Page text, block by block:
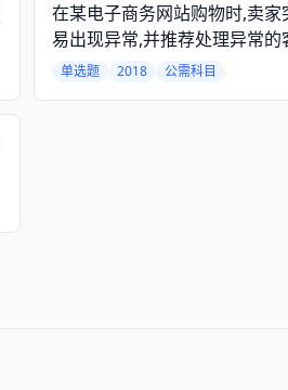
在某电子商务网站购物时,卖家
易出现异常,并推荐处理异常的
员。以下最恰当的做法是?
单选题 2018 公需科目